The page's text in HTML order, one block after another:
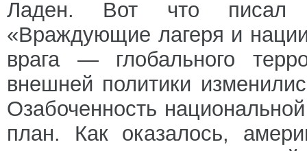
Ладен. Вот что писал
«Враждующие лагеря и
врага — глобального
внешней политики
Озабоченность
план. Как оказалось,